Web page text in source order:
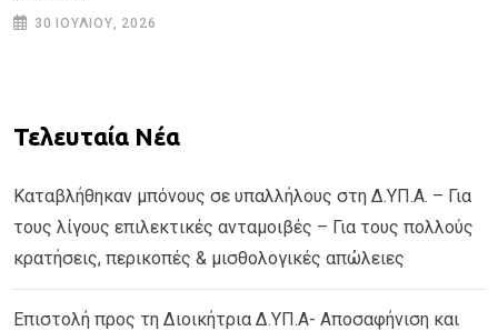
30 ΙΟΥΛΊΟΥ, 2026
Τελευταία Νέα
Καταβλήθηκαν μπόνους σε υπαλλήλους στη Δ.ΥΠ.Α. – Για
τους λίγους επιλεκτικές ανταμοιβές – Για τους πολλούς
κρατήσεις, περικοπές & μισθολογικές απώλειες
Επιστολή προς τη Διοικήτρια Δ.ΥΠ.Α- Αποσαφήνιση και